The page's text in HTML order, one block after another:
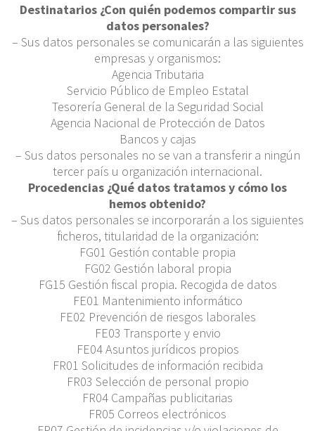
Destinatarios ¿Con quién podemos compartir sus
datos personales?
– Sus datos personales se comunicarán a las siguientes
empresas y organismos:
Agencia Tributaria
Servicio Público de Empleo Estatal
Tesorería General de la Seguridad Social
Agencia Nacional de Protección de Datos
Bancos y cajas
– Sus datos personales no se van a transferir a ningún
tercer país u organización internacional.
Procedencias ¿Qué datos tratamos y cómo los
hemos obtenido?
– Sus datos personales se incorporarán a los siguientes
ficheros, titularidad de la organización:
FG01 Gestión contable propia
FG02 Gestión laboral propia
FG15 Gestión fiscal propia. Recogida de datos
FE01 Mantenimiento informático
FE02 Prevención de riesgos laborales
FE03 Transporte y envio
FE04 Asuntos jurídicos propios
FR01 Solicitudes de información recibida
FR03 Selección de personal propio
FR04 Campañas publicitarias
FR05 Correos electrónicos